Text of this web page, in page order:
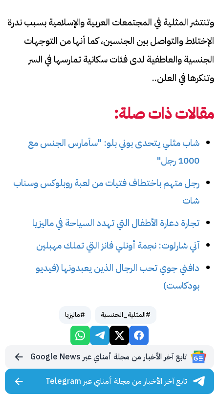
وتنتشر المثلية في المجتمعات العربية والإسلامية بسبب ندرة
الإختلاط والتواصل بين الجنسين، كما أنها من التوجهات
الجنسية والعاطفية لدى فئات سكانية تمارسها في السر
وتنكرها في العلن..
مقالات ذات صلة:
شاب مثلي يتحدى بوني بلو: "سأمارس الجنس مع
1000 رجل"
رجل متهم باختطاف فتيات من لعبة روبلوكس وسناب
شات
تجارة دعارة الأطفال التي تهدد السياحة في ماليزيا
آني شارلوت: نجمة أونلي فانز التي تملك مهبلين
دافني جوي تحب الرجال الذين يعبدونها (فيديو
بودكاست)
#المثلية_الجنسية #ماليزيا
تابع آخر الأخبار من مجلة أمناي عبر Google News
تابع آخر الأخبار من مجلة أمناي عبر Telegram